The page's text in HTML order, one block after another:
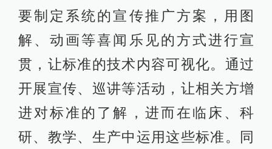
要制定系统的宣传推广方案，用图
解、动画等喜闻乐见的方式进行宣
贯，让标准的技术内容可视化。通过
开展宣传、巡讲等活动，让相关方增
进对标准的了解，进而在临床、科
研、教学、生产中运用这些标准。同